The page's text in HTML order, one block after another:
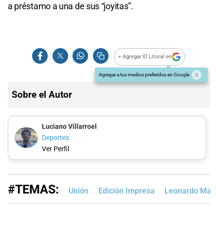
a préstamo a una de sus “joyitas”.
+ Agregar El Litoral en
Agregar a tus medios preferidos en Google
Sobre el Autor
Luciano Villarroel
Deportes
Ver Perfil
#TEMAS: Unión Edición Impresa Leonardo